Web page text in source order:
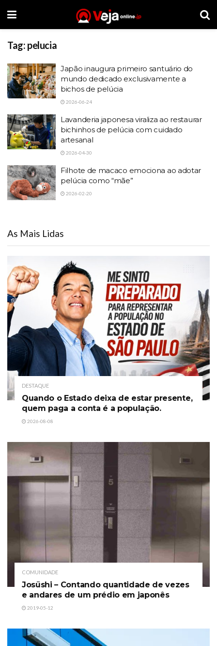
Tag: pelucia
Japão inaugura primeiro santuário do
mundo dedicado exclusivamente a
bichos de pelúcia
2026-06-24
Lavanderia japonesa viraliza ao restaurar
bichinhos de pelúcia com cuidado
artesanal
2026-04-30
Filhote de macaco emociona ao adotar
pelúcia como “mãe”
2026-02-20
As Mais Lidas
DESTAQUE
Quando o Estado deixa de estar presente,
quem paga a conta é a população.
2026-08-08
COMUNIDADE
Josūshi – Contando quantidade de vezes
e andares de um prédio em japonês
2019-05-12